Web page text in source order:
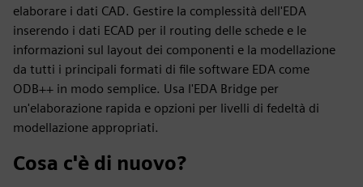
elaborare i dati CAD. Gestire la complessità dell'EDA
inserendo i dati ECAD per il routing delle schede e le
informazioni sul layout dei componenti e la modellazione
da tutti i principali formati di file software EDA come
ODB++ in modo semplice. Usa l'EDA Bridge per
un'elaborazione rapida e opzioni per livelli di fedeltà di
modellazione appropriati.
Cosa c'è di nuovo?